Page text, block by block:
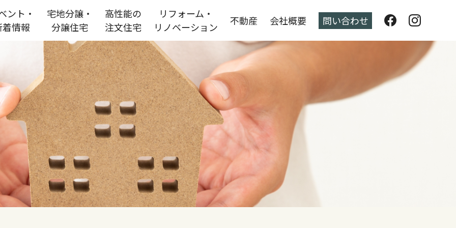
ント・
着情報
宅地分譲・
分譲住宅
高性能の
注文住宅
リフォーム・
リノベーション
不動産 会社概要 問い合わせ